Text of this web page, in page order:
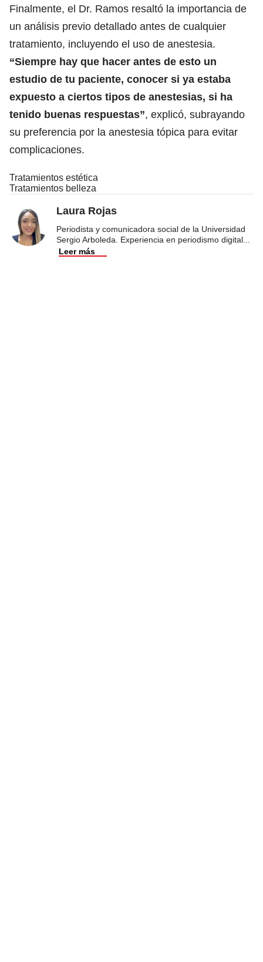
Finalmente, el Dr. Ramos resaltó la importancia de
un análisis previo detallado antes de cualquier
tratamiento, incluyendo el uso de anestesia.
“Siempre hay que hacer antes de esto un
estudio de tu paciente, conocer si ya estaba
expuesto a ciertos tipos de anestesias, si ha
tenido buenas respuestas”, explicó, subrayando
su preferencia por la anestesia tópica para evitar
complicaciones.
Tratamientos estética
Tratamientos belleza
Laura Rojas
Periodista y comunicadora social de la Universidad
Sergio Arboleda. Experiencia en periodismo digital
Leer más